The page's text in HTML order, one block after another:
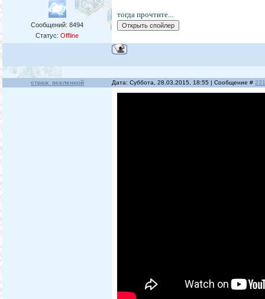
Сообщений:8494
Статус:Offline
тогда прочтите...
страж_вселенной Дата: Суббота, 28.03.2015, 18:55 | Сообщение #